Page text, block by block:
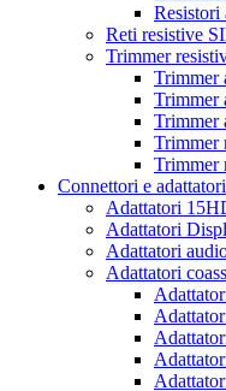
Reti resistive
Trimmer
Trimmer
Trimmer
Trimmer
Trimmer
Trimmer
Connettori e adattatori
Adattatori
Adattatori
Adattatori
Adattatori